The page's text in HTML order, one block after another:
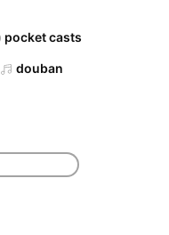
pocket casts
douban